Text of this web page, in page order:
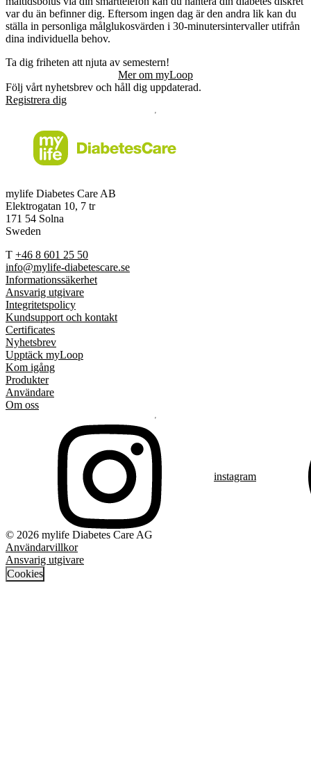
var du än befinner dig. Eftersom ingen dag är den andra lik kan du
ställa in personliga målglukosvärden i 30-minutersintervaller utifrån
dina individuella behov.
Ta dig friheten att njuta av semestern!
Mer om myLoop
Följ vårt nyhetsbrev och håll dig uppdaterad.
Registrera dig
mylife Diabetes Care AB
Elektrogatan 10, 7 tr
171 54 Solna
Sweden
T +46 8 601 25 50
info@mylife-diabetescare.se
Informationssäkerhet
Ansvarig utgivare
Integritetspolicy
Kundsupport och kontakt
Certificates
Nyhetsbrev
Upptäck myLoop
Kom igång
Produkter
Användare
Om oss
instagram
© 2026 mylife Diabetes Care AG
Användarvillkor
Ansvarig utgivare
Cookies